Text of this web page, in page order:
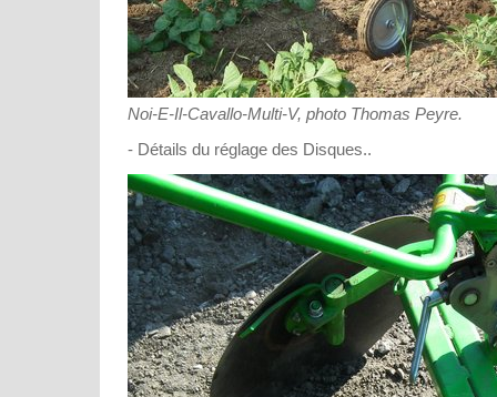
Noi-E-Il-Cavallo-Multi-V, photo Thomas Peyre.
- Détails du réglage des Disques..